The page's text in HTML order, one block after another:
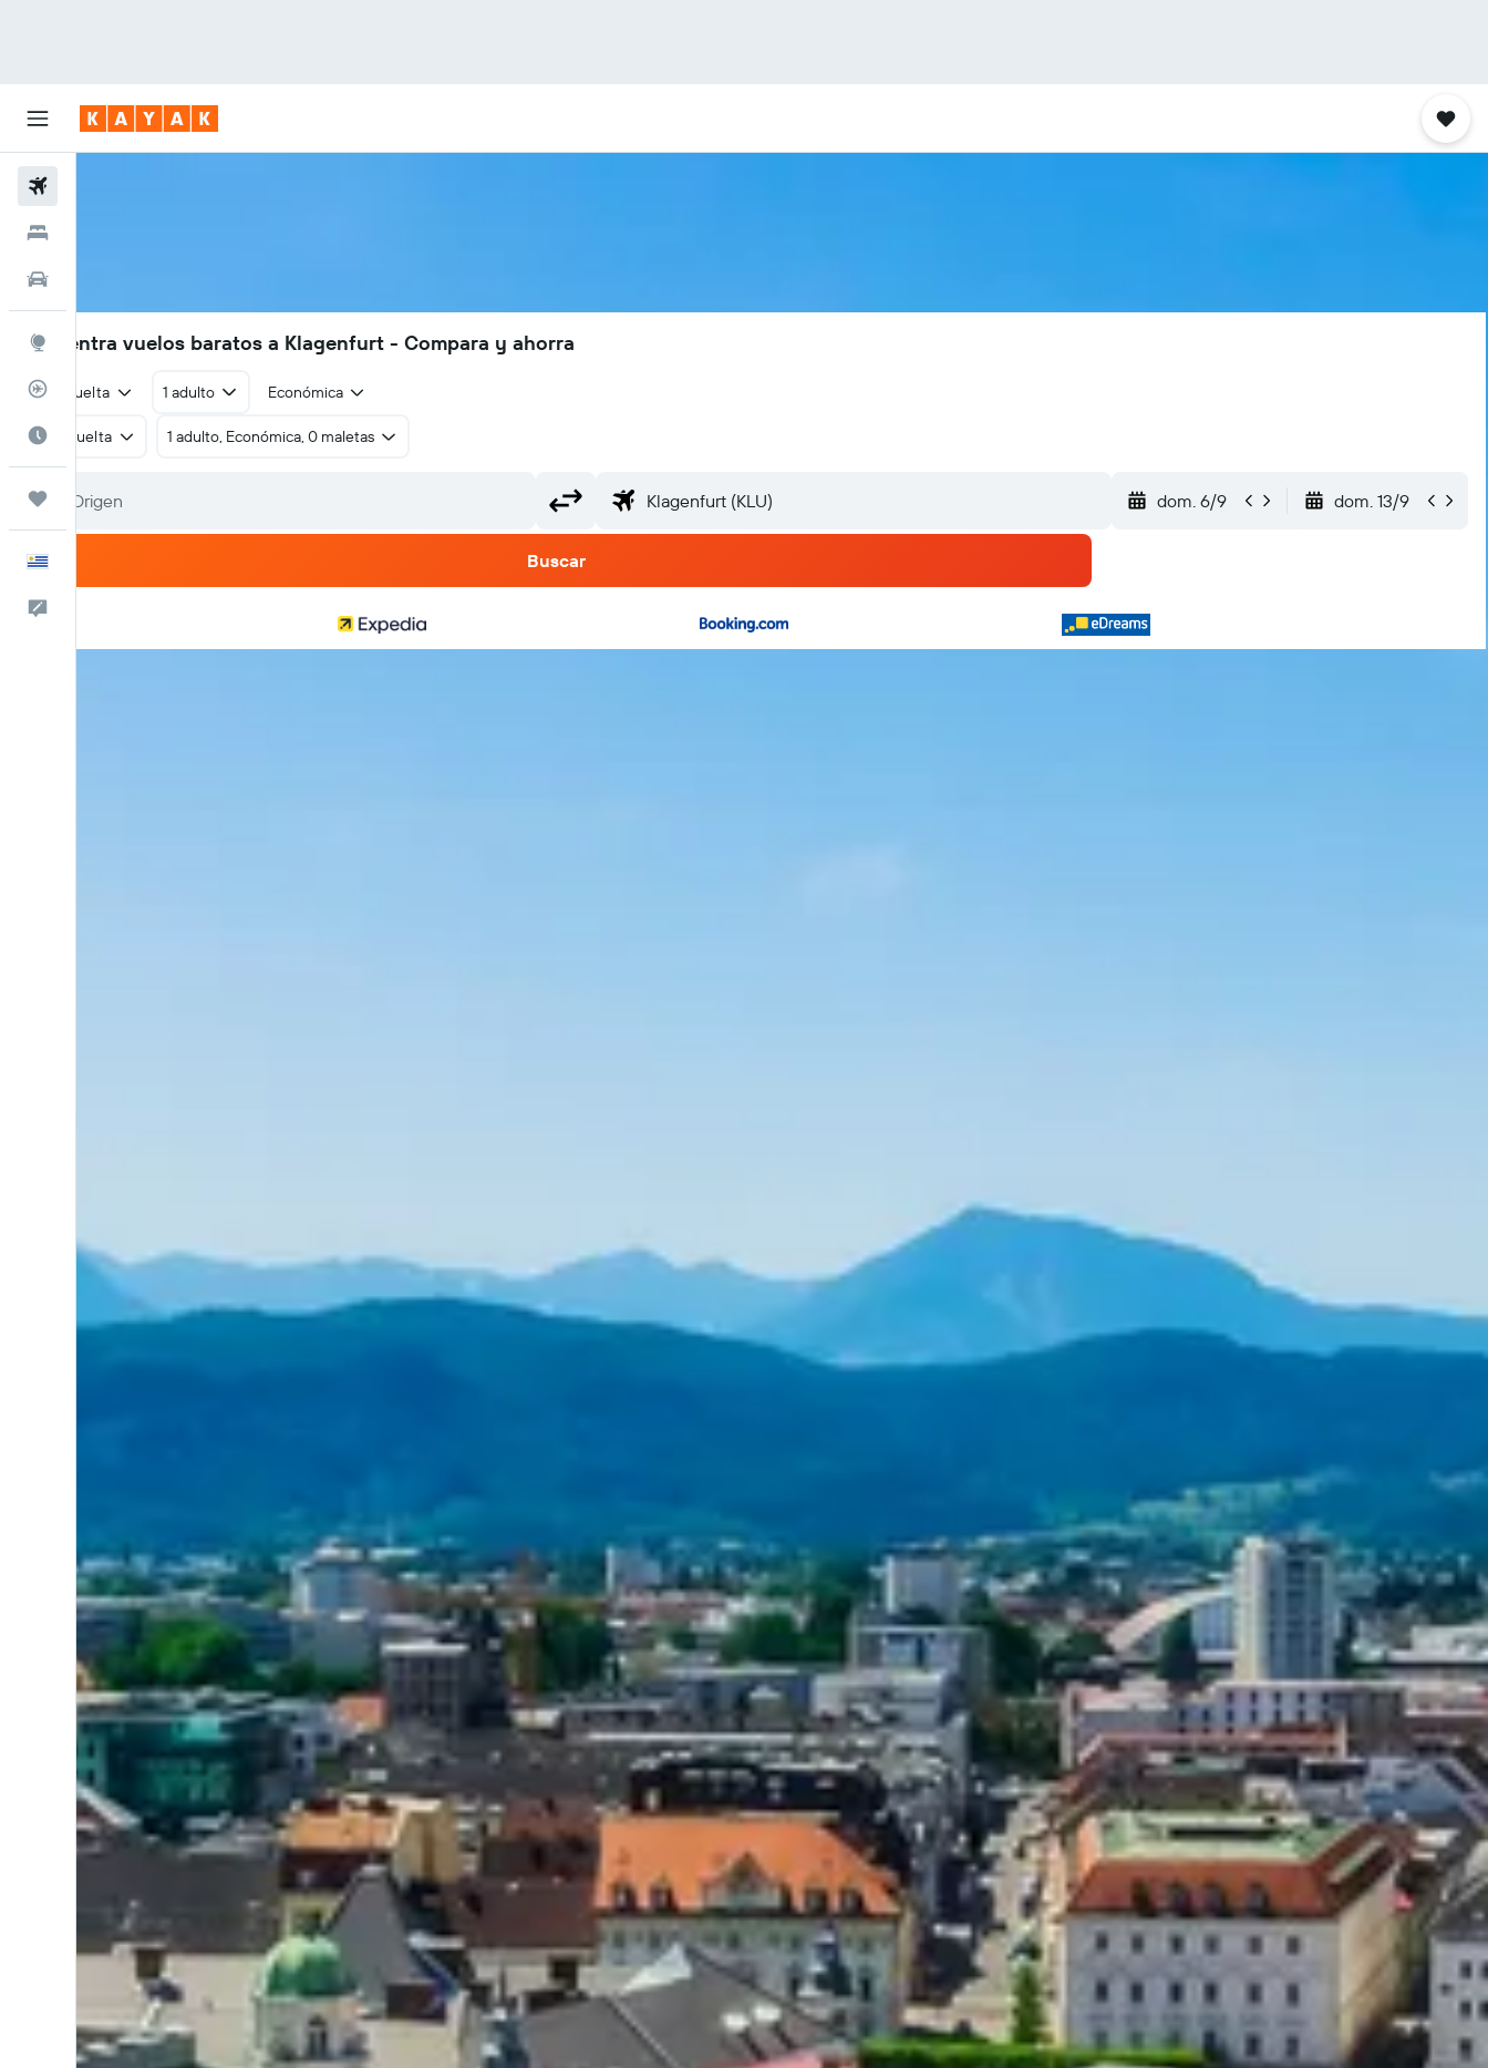
Explore
Rastreador
Cuándo ir
Trips
Encuentra vuelos baratos a Klagenfurt - Compara y ahorra
Ida y vuelta 1 adulto Económica
Ida y vuelta 1 adulto, Económica, 0 maletas
dom. 6/9 dom. 13/9
Buscar